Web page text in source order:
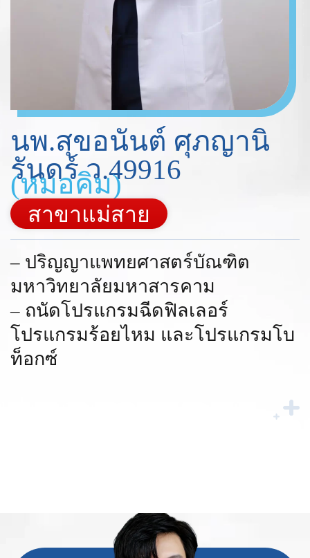
นพ.สุขอนันต์ ศุภญานิ
รันดร์ ว.49916
(หมอคิม)
สาขาแม่สาย
– ปริญญาแพทยศาสตร์บัณฑิต
มหาวิทยาลัยมหาสารคาม
– ถนัดโปรแกรมฉีดฟิลเลอร์
โปรแกรมร้อยไหม และโปรแกรมโบ
ท็อกซ์